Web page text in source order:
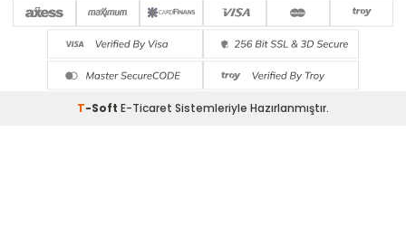
T-Soft E-Ticaret Sistemleriyle Hazırlanmıştır.